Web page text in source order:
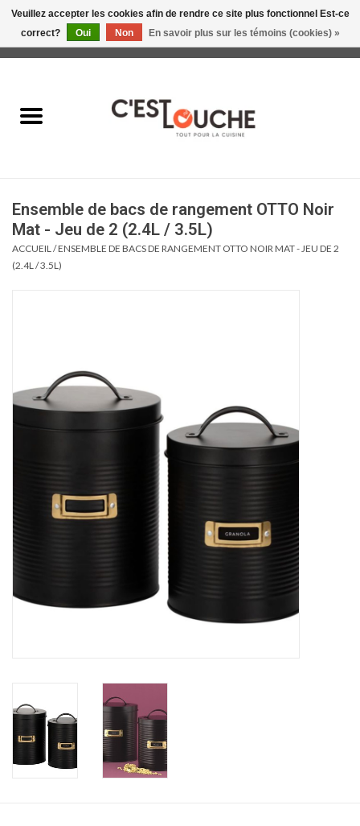
Table & Présentation
Boire
Gourmet
Cours de cuisine
Marques
Ensemble de bacs de rangement OTTO Noir
Mat - Jeu de 2 (2.4L / 3.5L)
ACCUEIL /ENSEMBLE DE BACS DE RANGEMENT OTTO NOIR MAT - JEU DE 2
(2.4L / 3.5L)
Veuillez accepter les cookies afin de rendre ce site plus fonctionnel Est-ce
correct?
Oui Non En savoir plus sur les témoins (cookies) »